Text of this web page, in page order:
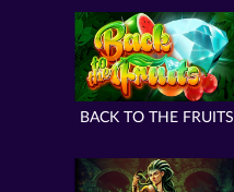
BACK TO THE FRUITS